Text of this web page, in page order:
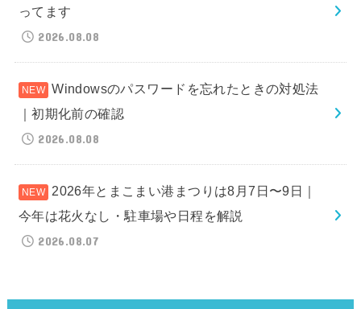
ってます
2026.08.08
Windowsのパスワードを忘れたときの対処法
｜初期化前の確認
2026.08.08
2026年とまこまい港まつりは8月7日〜9日｜
今年は花火なし・駐車場や日程を解説
2026.08.07